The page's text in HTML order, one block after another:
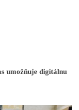
umožňuje digitálnu